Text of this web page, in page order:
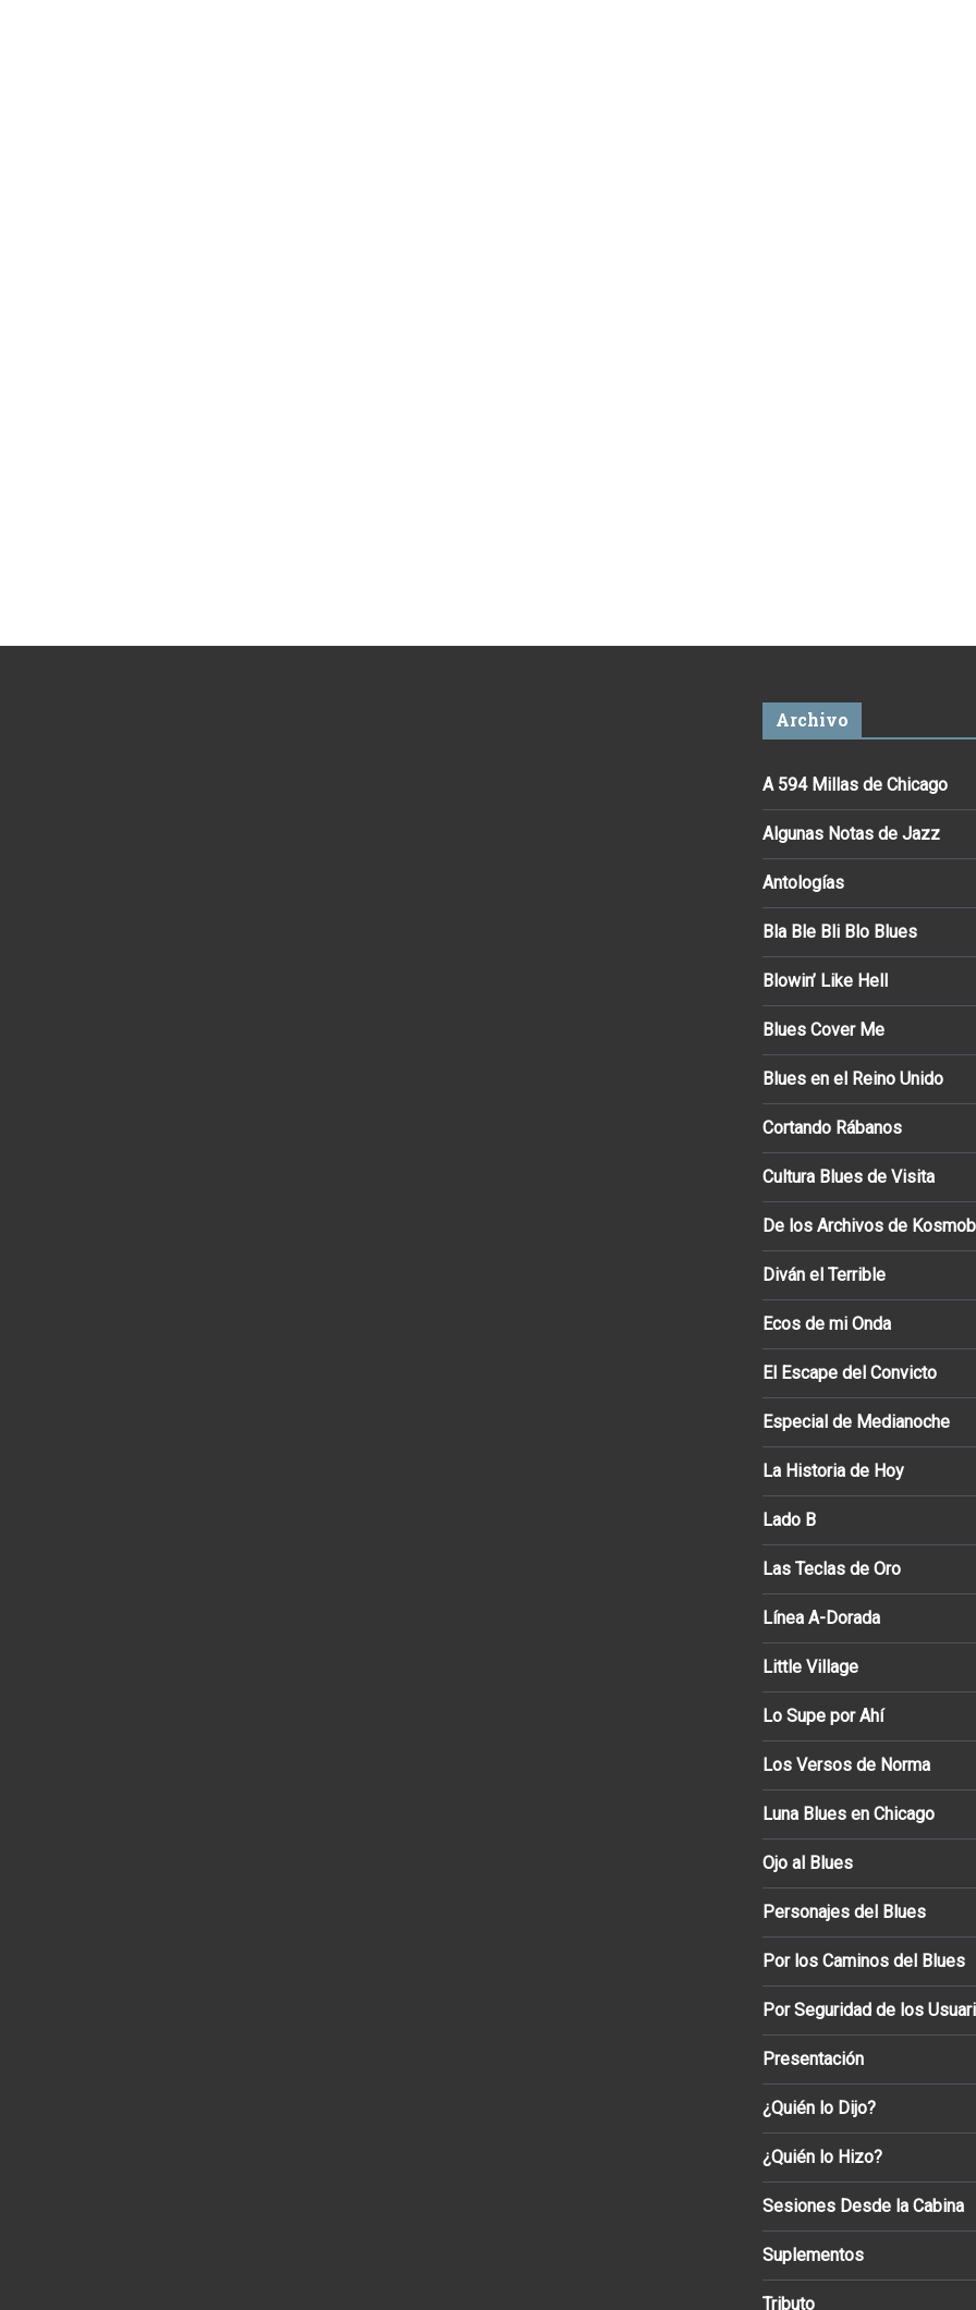
Archivo
A 594 Millas de Chicago
Algunas Notas de Jazz
Antologías
Bla Ble Bli Blo Blues
Blowin’ Like Hell
Blues Cover Me
Blues en el Reino Unido
Cortando Rábanos
Cultura Blues de Visita
De los Archivos de
Diván el Terrible
Ecos de mi Onda
El Escape del Convicto
Especial de Medianoche
La Historia de Hoy
Lado B
Las Teclas de Oro
Línea A-Dorada
Little Village
Lo Supe por Ahí
Los Versos de Norma
Luna Blues en Chicago
Ojo al Blues
Personajes del Blues
Por los Caminos del Blues
Por Seguridad de los
Presentación
¿Quién lo Dijo?
¿Quién lo Hizo?
Sesiones Desde la Cabina
Suplementos
Tributo